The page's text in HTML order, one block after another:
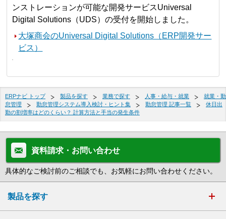
ンストレーションが可能な開発サービスUniversal
Digital Solutions（UDS）の受付を開始しました。
大塚商会のUniversal Digital Solutions（ERP開発サー
ビス）
ERPナビ トップ 製品を探す 業務で探す 人事・給与・就業
就業・勤
怠管理
勤怠管理システム導入検討・ヒント集 勤怠管理 記事一覧
休日出
勤の割増率はどのくらい？ 計算方法と手当の発生条件
資料請求・お問い合わせ
具体的なご検討前のご相談でも、お気軽にお問い合わせください。
製品を探す